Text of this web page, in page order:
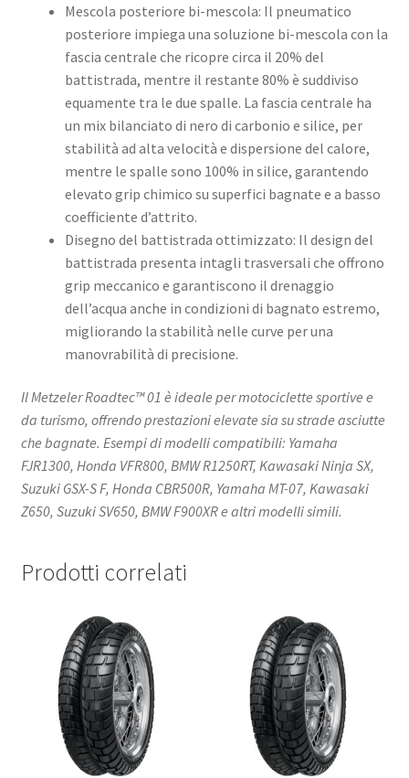
Mescola posteriore bi-mescola: Il pneumatico
posteriore impiega una soluzione bi-mescola con la
fascia centrale che ricopre circa il 20% del
battistrada, mentre il restante 80% è suddiviso
equamente tra le due spalle. La fascia centrale ha
un mix bilanciato di nero di carbonio e silice, per
stabilità ad alta velocità e dispersione del calore,
mentre le spalle sono 100% in silice, garantendo
elevato grip chimico su superfici bagnate e a basso
coefficiente d’attrito. ​
Disegno del battistrada ottimizzato: Il design del
battistrada presenta intagli trasversali che offrono
grip meccanico e garantiscono il drenaggio
dell’acqua anche in condizioni di bagnato estremo,
migliorando la stabilità nelle curve per una
manovrabilità di precisione. ​
Il Metzeler Roadtec™ 01 è ideale per motociclette sportive e
da turismo, offrendo prestazioni elevate sia su strade asciutte
che bagnate. Esempi di modelli compatibili: Yamaha
FJR1300, Honda VFR800, BMW R1250RT, Kawasaki Ninja SX,
Suzuki GSX-S F, Honda CBR500R, Yamaha MT-07, Kawasaki
Z650, Suzuki SV650, BMW F900XR e altri modelli simili.
Prodotti correlati